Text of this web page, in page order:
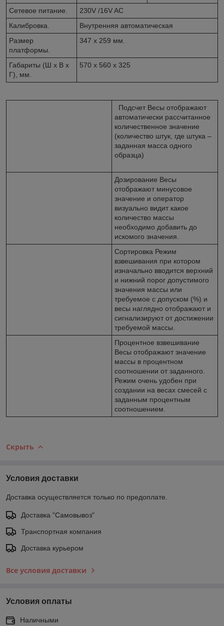
Сетевое питание.
230V /16V AC
Калибровка.
Внутренняя автоматическая
Размер
платформы.
347 х 259 мм.
Габариты (Ш х В х
Г), мм.
570 x 560 x 325
Подсчет Весы отображают
автоматически рассчитанное
количественное значение
(количество штук, где штука –
заданная масса одного
образца)
Дозирование Весы
отображают минусовое
значение и оператор
визуально видит какое
количество массы
необходимо добавить до
искомого значения.
Сортировка Режим
взвешивания при котором
изначально вводится верхний
и нижний порог допустимого
значения массы или
требуемое с допуском (%) и
весы наглядно отображают и
сигнализируют от достижении
требуемой массы.
Процентное взвешивание
Весы отображают значение
массы в процентном
соотношении от заданного.
Режим очень удобен при
создании на весах смесей с
заданным процентным
соотношением.
Скрыть
Условия доставки
Доставка осуществляется только по предоплате.
Доставка "Самовывоз"
Транспортная компания
Доставка курьером
Все условия доставки
Условия оплаты
Наличными